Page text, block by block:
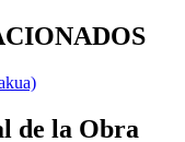
de la Obra